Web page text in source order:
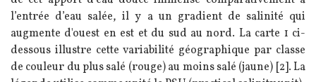
l’entrée d’eau salée, il y a un gradient de salinité qui
augmente d'ouest en est et du sud au nord. La carte 1 ci-
dessous illustre cette variabilité géographique par classe
de couleur du plus salé (rouge) au moins salé (jaune) [2]. La